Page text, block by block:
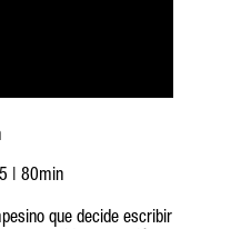
| 80min
que decide escribir